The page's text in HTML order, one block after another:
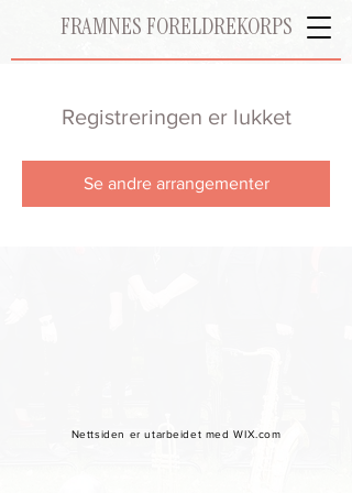
FRAMNES FORELDREKORPS
Registreringen er lukket
Se andre arrangementer
Nettsiden er utarbeidet med WIX.com